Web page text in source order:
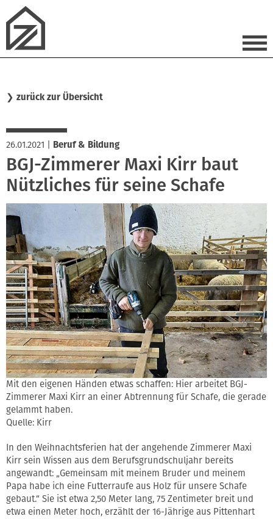
❯ zurück zur Übersicht
26.01.2021 Beruf & Bildung
BGJ-Zimmerer Maxi Kirr baut
Nützliches für seine Schafe
Mit den eigenen Händen etwas schaffen: Hier arbeitet BGJ-
Zimmerer Maxi Kirr an einer Abtrennung für Schafe, die gerade
gelammt haben.
Quelle: Kirr
In den Weihnachtsferien hat der angehende Zimmerer Maxi
Kirr sein Wissen aus dem Berufsgrundschuljahr bereits
angewandt: „Gemeinsam mit meinem Bruder und meinem
Papa habe ich eine Futterraufe aus Holz für unsere Schafe
gebaut.“ Sie ist etwa 2,50 Meter lang, 75 Zentimeter breit und
etwa einen Meter hoch, erzählt der 16-Jährige aus Pittenhart